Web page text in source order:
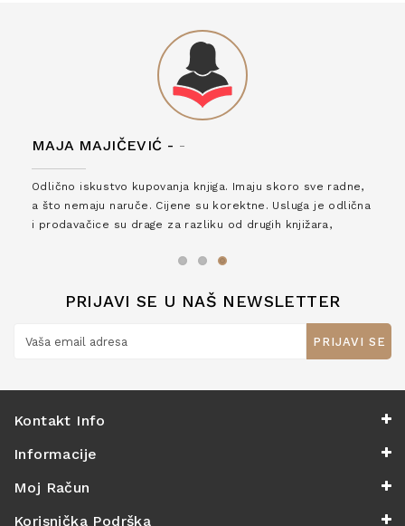
MAJA MAJIČEVIĆ - -
Odlično iskustvo kupovanja knjiga. Imaju skoro sve radne,
a što nemaju naruče. Cijene su korektne. Usluga je odlična
i prodavačice su drage za razliku od drugih knjižara,
PRIJAVI SE U NAŠ NEWSLETTER
PRIJAVI SE
Kontakt Info
Informacije
Moj Račun
Korisnička Podrška